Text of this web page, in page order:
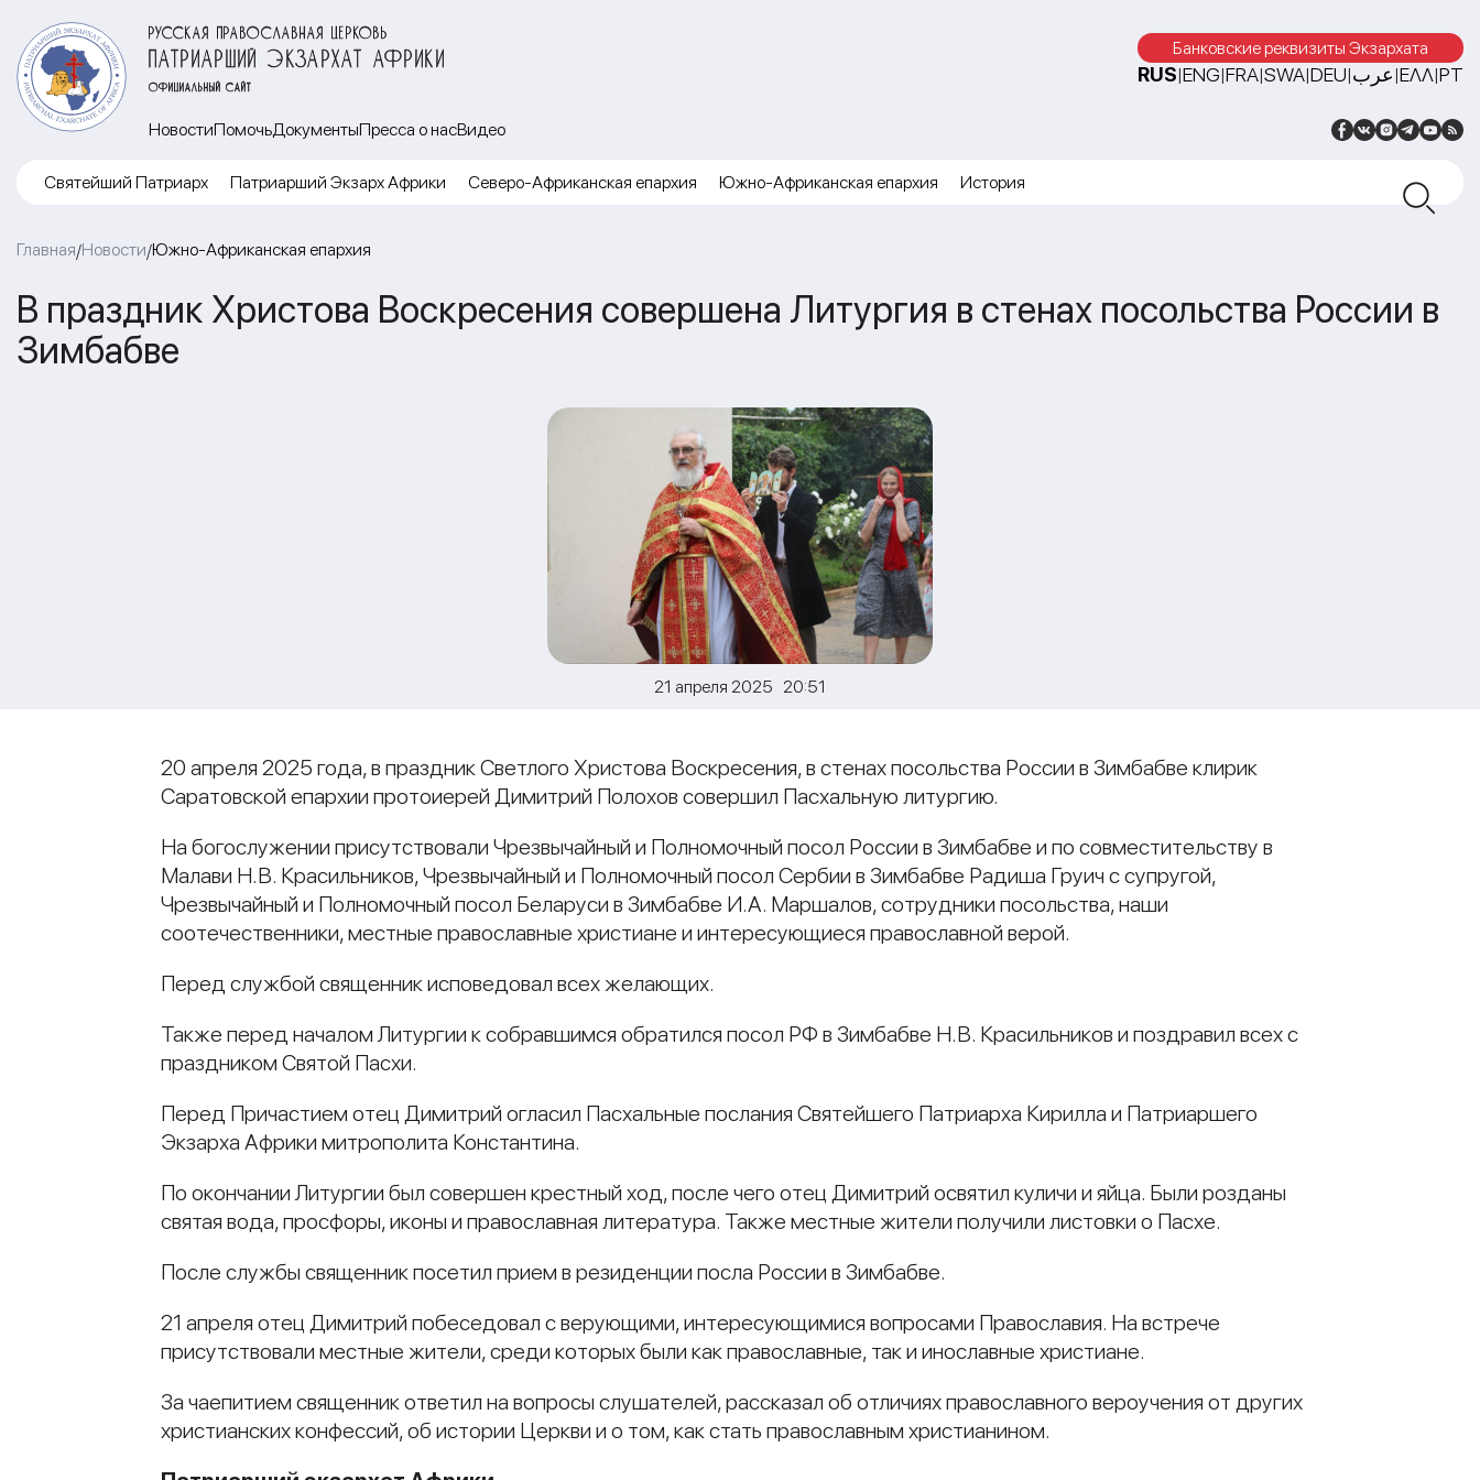
РУССКАЯ ПРАВОСЛАВНАЯ ЦЕРКОВЬ
ПАТРИАРШИЙ ЭКЗАРХАТ АФРИКИ
ОФИЦИАЛЬНЫЙ САЙТ
Банковские реквизиты Экзархата
RUS|ENG|FRA|SWA|DEU|عرب|ΕΛΛ|PT
НовостиПомочьДокументыПресса о насВидео
Cвятейший Патриарх Патриарший Экзарх Африки Северо-Африканская епархия Южно-Африканская епархия История
Главная/Новости/Южно-Африканская епархия
В праздник Христова Воскресения совершена Литургия в стенах посольства России в
Зимбабве
21 апреля 2025 20:51
20 апреля 2025 года, в праздник Светлого Христова Воскресения, в стенах посольства России в Зимбабве клирик
Саратовской епархии протоиерей Димитрий Полохов совершил Пасхальную литургию.
На богослужении присутствовали Чрезвычайный и Полномочный посол России в Зимбабве и по совместительству в
Малави Н.В. Красильников, Чрезвычайный и Полномочный посол Сербии в Зимбабве Радиша Груич с супругой,
Чрезвычайный и Полномочный посол Беларуси в Зимбабве И.А. Маршалов, сотрудники посольства, наши
соотечественники, местные православные христиане и интересующиеся православной верой.
Перед службой священник исповедовал всех желающих.
Также перед началом Литургии к собравшимся обратился посол РФ в Зимбабве Н.В. Красильников и поздравил всех с
праздником Святой Пасхи.
Перед Причастием отец Димитрий огласил Пасхальные послания Святейшего Патриарха Кирилла и Патриаршего
Экзарха Африки митрополита Константина.
По окончании Литургии был совершен крестный ход, после чего отец Димитрий освятил куличи и яйца. Были розданы
святая вода, просфоры, иконы и православная литература. Также местные жители получили листовки о Пасхе.
После службы священник посетил прием в резиденции посла России в Зимбабве.
21 апреля отец Димитрий побеседовал с верующими, интересующимися вопросами Православия. На встрече
присутствовали местные жители, среди которых были как православные, так и инославные христиане.
За чаепитием священник ответил на вопросы слушателей, рассказал об отличиях православного вероучения от других
христианских конфессий, об истории Церкви и о том, как стать православным христианином.